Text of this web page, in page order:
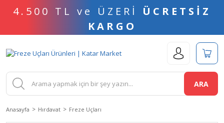
4.500 TL ve ÜZERİ ÜCRETSİZ
KARGO
ARA
Anasayfa Hırdavat Freze Uçları